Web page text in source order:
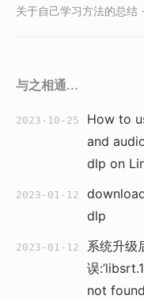
关于自己学习方法的总结
与之相通...
2023-10-25
How to
and
dlp on
2023-01-12
dlp
2023-01-12
系统升级
误
not